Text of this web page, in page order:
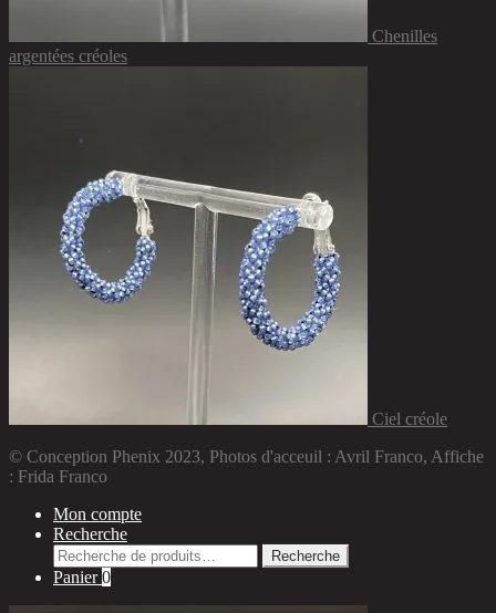
Chenilles
argentées créoles
Ciel créole
© Conception Phenix 2023, Photos d'acceuil : Avril Franco, Affiche
: Frida Franco
Mon compte
Recherche
Recherche
pour :
Recherche
Panier0